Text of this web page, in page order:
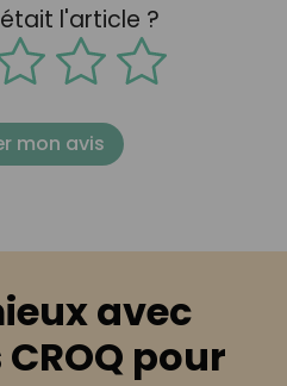
l'article ?
mon avis
avec
pour